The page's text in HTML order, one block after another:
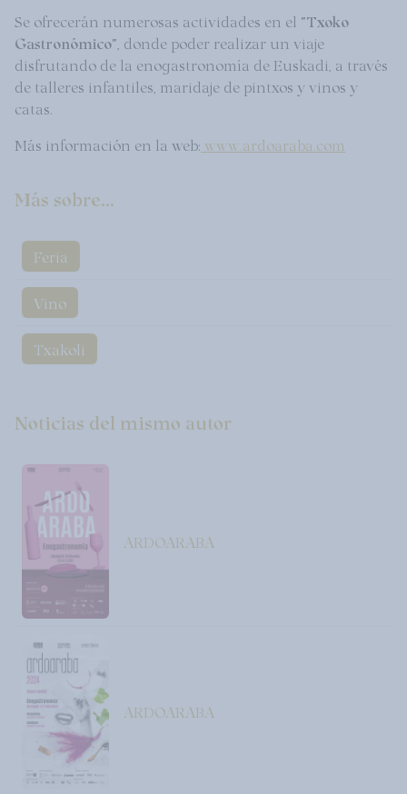
Se ofrecerán numerosas actividades en el "Txoko
Gastronómico" , donde poder realizar un viaje
disfrutando de la enogastronomía de Euskadi, a través
de talleres infantiles, maridaje de pintxos y vinos y
catas.
Más información en la web: www.ardoaraba.com
Más sobre...
Feria
Vino
Txakoli
Noticias del mismo autor
ARDOARABA
ARDOARABA